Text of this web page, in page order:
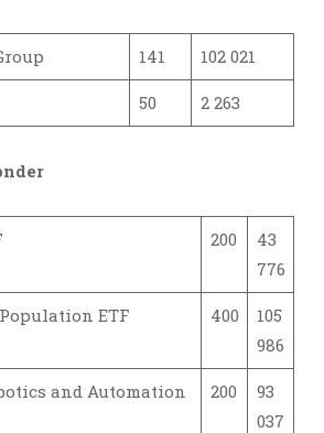
141 102 021
50 2 263
200
43
776
ETF 400
105
986
and Automation
200
93
037